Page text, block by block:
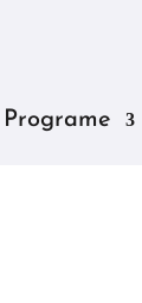
Programe